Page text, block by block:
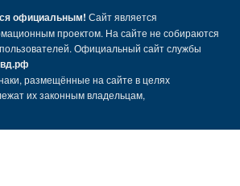
официальным! Сайт является
проектом. На сайте не собираются
Официальный сайт службы
размещённые на сайте в целях
их законным владельцам,